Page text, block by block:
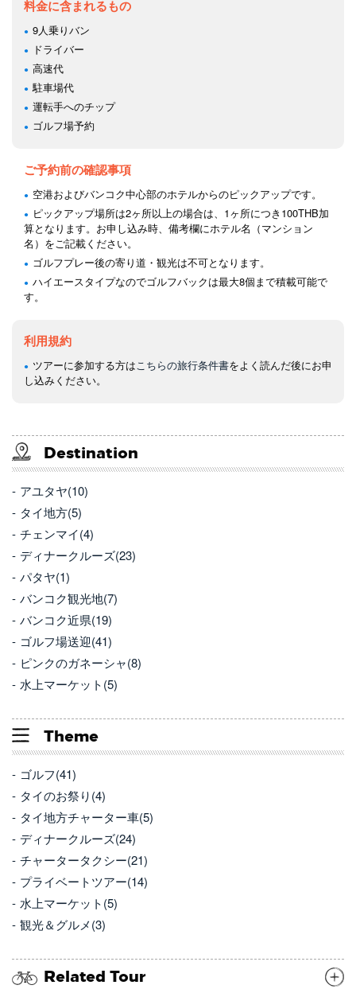
料金に含まれるもの
9人乗りバン
ドライバー
高速代
駐車場代
運転手へのチップ
ゴルフ場予約
ご予約前の確認事項
空港およびバンコク中心部のホテルからのピックアップです。
ピックアップ場所は2ヶ所以上の場合は、1ヶ所につき100THB加
算となります。お申し込み時、備考欄にホテル名（マンション
名）をご記載ください。
ゴルフプレー後の寄り道・観光は不可となります。
ハイエースタイプなのでゴルフバックは最大8個まで積載可能で
す。
利用規約
ツアーに参加する方はこちらの旅行条件書をよく読んだ後にお申
し込みください。
Destination
アユタヤ(10)
タイ地方(5)
チェンマイ(4)
ディナークルーズ(23)
パタヤ(1)
バンコク観光地(7)
バンコク近県(19)
ゴルフ場送迎(41)
ピンクのガネーシャ(8)
水上マーケット(5)
Theme
ゴルフ(41)
タイのお祭り(4)
タイ地方チャーター車(5)
ディナークルーズ(24)
チャータータクシー(21)
プライベートツアー(14)
水上マーケット(5)
観光＆グルメ(3)
Related Tour